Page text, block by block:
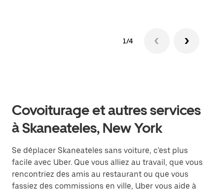
1/4
Covoiturage et autres services
à Skaneateles, New York
Se déplacer Skaneateles sans voiture, c'est plus
facile avec Uber. Que vous alliez au travail, que vous
rencontriez des amis au restaurant ou que vous
fassiez des commissions en ville, Uber vous aide à